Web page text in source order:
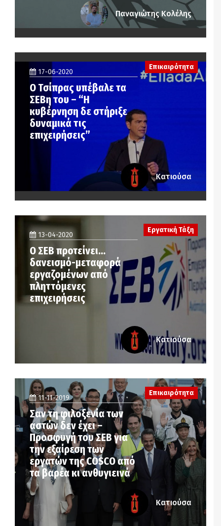
Παναγιώτης Κολέλης
17-06-2020
Ο Τσίπρας υπέβαλε τα
ΣΕΒη του – “Η
κυβέρνηση δε στήριξε
δυναμικά τις
επιχειρήσεις”
Επικαιρότητα
Κατιούσα
13-04-2020
Ο ΣΕΒ προτείνει…
δανεισμό-μεταφορά
εργαζομένων από
πληττόμενες
επιχειρήσεις
Εργατική Τάξη
Κατιούσα
11-11-2019
Σαν τη φιλοξενία των
αστών δεν έχει –
Προσφυγή του ΣΕΒ για
την εξαίρεση των
εργατών της COSCO από
τα βαρέα κι ανθυγιεινά
Επικαιρότητα
Κατιούσα